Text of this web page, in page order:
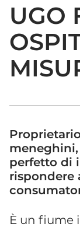
UGO
meneghini,
perfetto di
rispondere
È un fiume